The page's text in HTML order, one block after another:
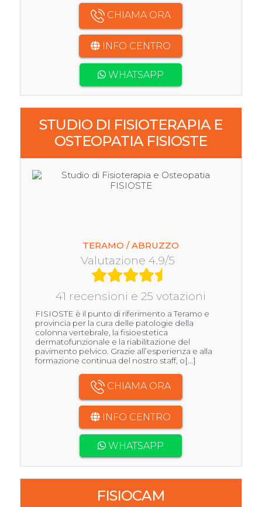
CHIAMA ORA
INFO CENTRO
WHATSAPP
STUDIO DI FISIOTERAPIA E
OSTEOPATIA FISIOSTE
TERAMO / ABRUZZO
Valutazione 4.9/5
41 recensioni e 25 votazioni
FISIOSTE è il punto di riferimento a Teramo e
provincia per la cura delle patologie della
colonna vertebrale, la fisioestetica
dermatofunzionale e la riabilitazione del
pavimento pelvico. Grazie all’esperienza e alla
formazione continua del nostro staff, o[...]
CHIAMA ORA
INFO CENTRO
WHATSAPP
FISIOCAM